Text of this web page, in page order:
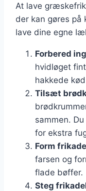
At lave
der kan gøres på
lave dine egne
Forbered
hvidløget
hakkede
Tilsæt
sammen.
for ekstra
Form
farsen og
flade bøffer.
Steg